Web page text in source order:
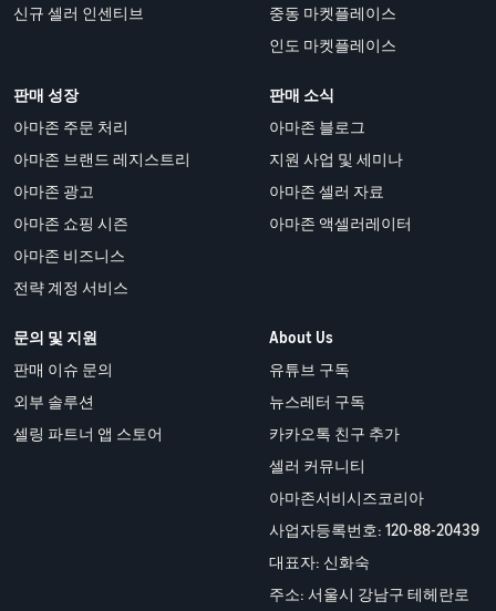
신규 셀러 인센티브
중동 마켓플레이스
인도 마켓플레이스
판매 성장
아마존 주문 처리
아마존 브랜드 레지스트리
아마존 광고
아마존 쇼핑 시즌
아마존 비즈니스
전략 계정 서비스
판매 소식
아마존 블로그
지원 사업 및 세미나
아마존 셀러 자료
아마존 액셀러레이터
문의 및 지원
판매 이슈 문의
외부 솔루션
셀링 파트너 앱 스토어
About Us
유튜브 구독
뉴스레터 구독
카카오톡 친구 추가
셀러 커뮤니티
아마존서비시즈코리아
사업자등록번호: 120-88-20439
대표자: 신화숙
주소: 서울시 강남구 테헤란로